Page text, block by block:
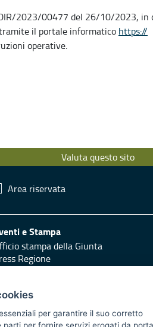
2023/00477 del 26/10/2023, in
il portale informatico https://
operative.
Valuta questo sito
Area riservata
e Stampa
stampa della Giunta
Regione
e identità regionale
di pubblicazione
per garantire il suo corretto